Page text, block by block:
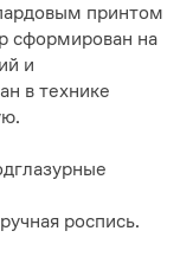
принтом
сформирован на
и
в технике
роспись.